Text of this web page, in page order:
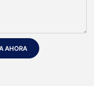
AHORA